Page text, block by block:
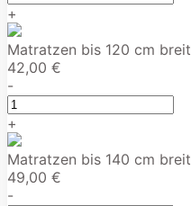
+
Matratzen bis 120 cm breit
42,00 €
-
+
Matratzen bis 140 cm breit
49,00 €
-